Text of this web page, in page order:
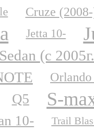
Cruze
Jetta 10-
(с
Q5 S-
10- Trail